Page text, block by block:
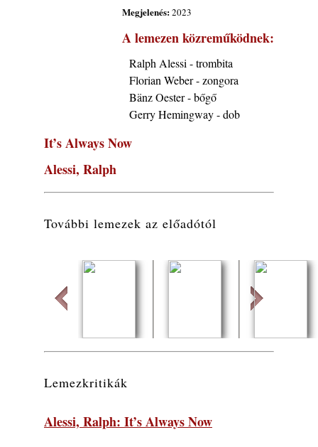
Jazz a Márványteremben – Fenyvesi Máron
2026. augusztus 10.
45 éve történt… Jazz-rock albumok 1981-
ben - Soft Machine „Land of Cockayne”
2026. augusztus 10.
Ezen a napon – augusztus 10. (2026)
A Magyar Jazz Szövetség a Művészetek
Völgyében
eseménye: augusztus közepén érkezik a
2026-os jazzfesztiválok, amelyekről én is
tudok… 19. rész: XXXI. Szoboszlói
Dixieland Napok (Hajdúszoboszló – 2026.
Jazz-rock albumok 1986-ból - Shakatak
2026. augusztus 08.
Visions" lemezbemutató koncert
Megjelenés:2023
A lemezen közreműködnek:
Ralph Alessi - trombita
Florian Weber - zongora
Bänz Oester - bőgő
Gerry Hemingway - dob
It’s Always Now
Alessi, Ralph
További lemezek az előadótól
Lemezkritikák
Alessi, Ralph: It’s Always Now